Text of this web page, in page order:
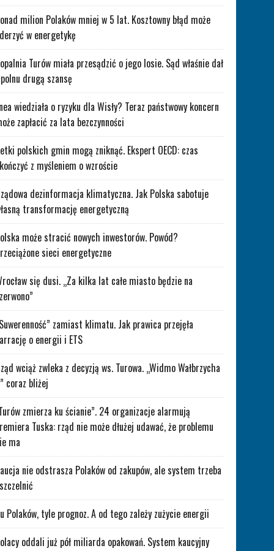
milion Polaków mniej w 5 lat. Kosztowny błąd może
w energetykę
Turów miała przesądzić o jego losie. Sąd właśnie dał
drugą szansę
wiedziała o ryzyku dla Wisły? Teraz państwowy koncern
zapłacić za lata bezczynności
polskich gmin mogą zniknąć. Ekspert OECD: czas
z myśleniem o wzroście
dezinformacja klimatyczna. Jak Polska sabotuje
transformację energetyczną
może stracić nowych inwestorów. Powód?
sieci energetyczne
się dusi. „Za kilka lat całe miasto będzie na
zamiast klimatu. Jak prawica przejęła
o energii i ETS
wciąż zwleka z decyzją ws. Turowa. „Widmo Wałbrzycha
coraz bliżej
zmierza ku ścianie”. 24 organizacje alarmują
Tuska: rząd nie może dłużej udawać, że problemu
ma
nie odstrasza Polaków od zakupów, ale system trzeba
Polaków, tyle prognoz. A od tego zależy zużycie energii
oddali już pół miliarda opakowań. System kaucyjny